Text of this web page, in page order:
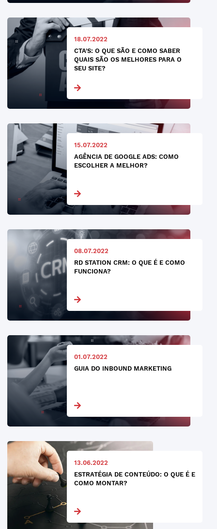
18.07.2022
CTA'S: O QUE SÃO E COMO SABER
QUAIS SÃO OS MELHORES PARA O
SEU SITE?
15.07.2022
AGÊNCIA DE GOOGLE ADS: COMO
ESCOLHER A MELHOR?
08.07.2022
RD STATION CRM: O QUE É E COMO
FUNCIONA?
01.07.2022
GUIA DO INBOUND MARKETING
13.06.2022
ESTRATÉGIA DE CONTEÚDO: O QUE É E
COMO MONTAR?